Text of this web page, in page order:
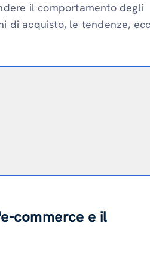
il comportamento degli
di acquisto, le tendenze,
commerce e il